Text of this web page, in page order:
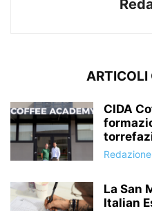
ARTICOLI
CIDA
Redazione
La San
Italian